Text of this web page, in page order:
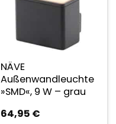
NÄVE
Außenwandleuchte
»SMD«, 9 W – grau
64,95 €